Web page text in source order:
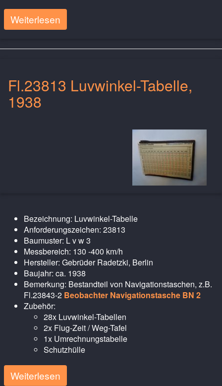
Weiterlesen
Fl.23813 Luvwinkel-Tabelle,
1938
Bezeichnung: Luvwinkel-Tabelle
Anforderungszeichen: 23813
Baumuster: L v w 3
Messbereich: 130 -400 km/h
Hersteller: Gebrüder Radetzki, Berlin
Baujahr: ca. 1938
Bemerkung: Bestandteil von Navigationstaschen, z.B.
Fl.23843-2 Beobachter Navigationstasche BN 2
Zubehör:
28x Luvwinkel-Tabellen
2x Flug-Zeit / Weg-Tafel
1x Umrechnungstabelle
Schutzhülle
Weiterlesen